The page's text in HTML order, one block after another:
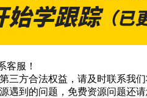
客服！
三方合法权益，请及时联系我们
遇到的问题，免费资源问题还请